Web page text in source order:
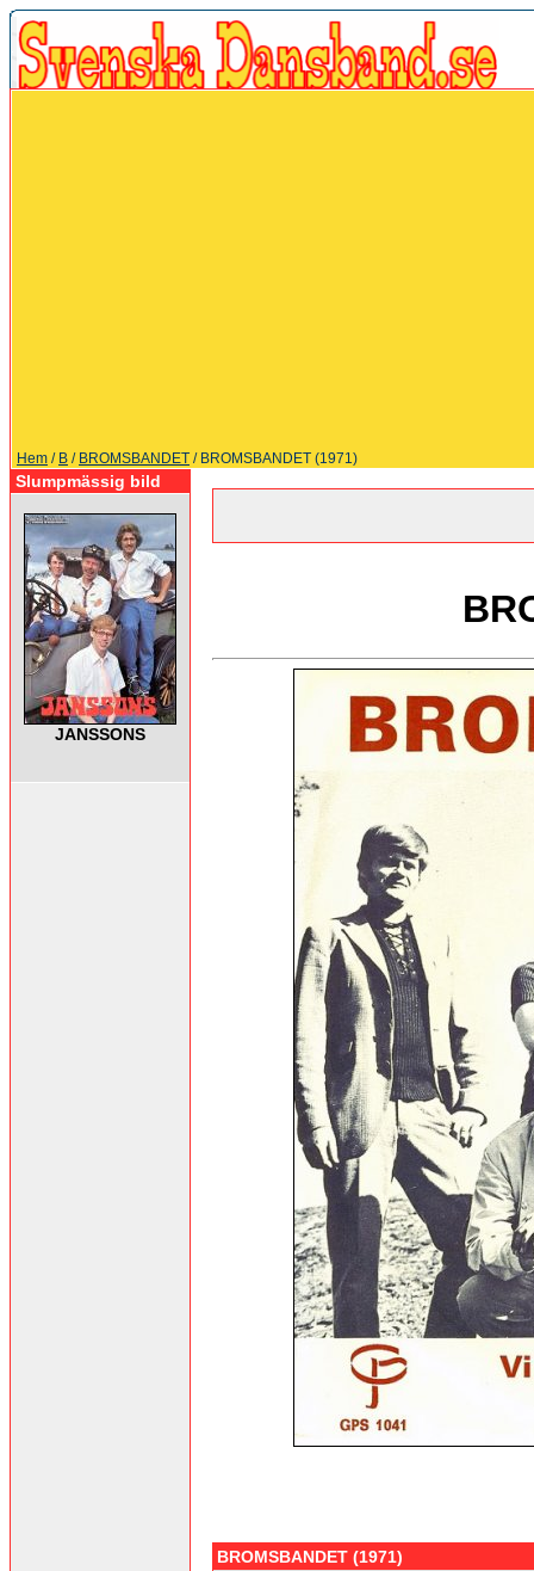
Hem / B / BROMSBANDET / BROMSBANDET (1971)
Slumpmässig bild
JANSSONS
BROMSBANDET (1971)